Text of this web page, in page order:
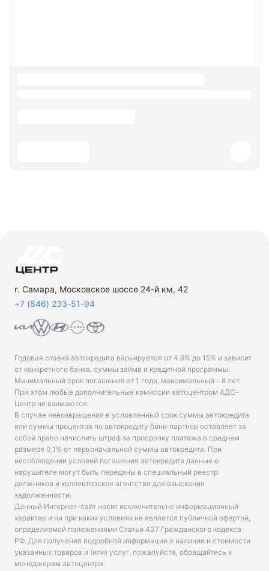
г. Самара, Московское шоссе 24-й км, 42
+7 (846) 233-51-94
Годовая ставка автокредита варьируется от 4.9% до 15% и зависит
от конкретного банка, суммы займа и кредитной программы.
Минимальный срок погашения от 1 года, максимальный - 8 лет.
При этом любые дополнительные комиссии автоцентром АДС-
Центр не взимаются.
В случае невозвращения в условленный срок суммы автокредита
или суммы процентов по автокредиту банк-партнер оставляет за
собой право начислить штраф за просрочку платежа в среднем
размере 0,1% от первоначальной суммы автокредита. При
несоблюдении условий погашения автокредита данные о
нарушителе могут быть переданы в специальный реестр
должников и коллекторское агентство для взыскания
задолженности.
Данный Интернет-сайт носит исключительно информационный
характер и ни при каких условиях не является публичной офертой,
определяемой положениями Статьи 437 Гражданского кодекса
РФ. Для получения подробной информации о наличии и стоимости
указанных товаров и (или) услуг, пожалуйста, обращайтесь к
менеджерам автоцентра.